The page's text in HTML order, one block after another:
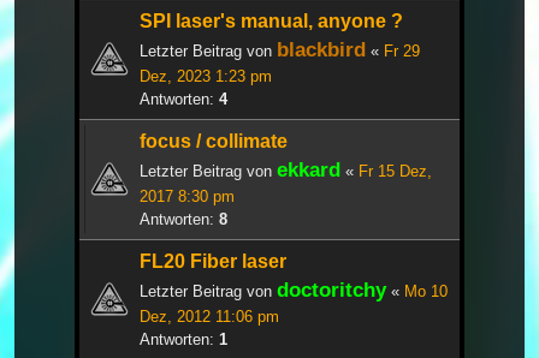
SPI laser's manual, anyone ?
Letzter Beitrag von blackbird « Fr 29
Dez, 2023 1:23 pm
Antworten: 4
focus / collimate
Letzter Beitrag von ekkard « Fr 15 Dez,
2017 8:30 pm
Antworten: 8
FL20 Fiber laser
Letzter Beitrag von doctoritchy« Mo 10
Dez, 2012 11:06 pm
Antworten: 1